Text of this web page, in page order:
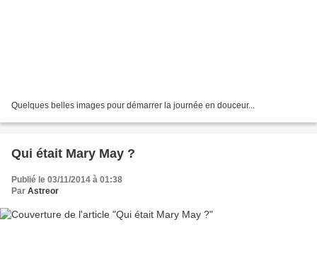
Quelques belles images pour démarrer la journée en douceur...
Qui était Mary May ?
Publié le 03/11/2014 à 01:38
Par Astreor